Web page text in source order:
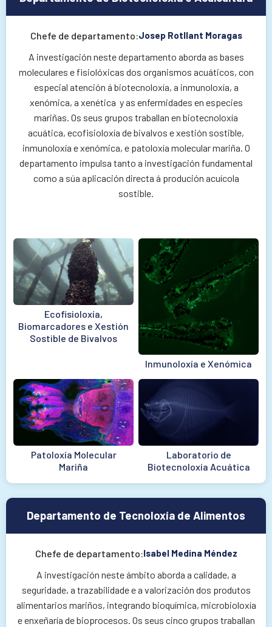
Chefe de departamento:Josep Rotllant Moragas
A investigación neste departamento aborda as bases
moleculares e fisiolóxicas dos organismos acuáticos, con
especial atención á biotecnoloxía, a inmunoloxía, a
xenómica, a xenética y as enfermidades en especies
mariñas. Os seus grupos traballan en biotecnoloxía
acuática, ecofisioloxía de bivalvos e xestión sostible,
inmunoloxía e xenómica, e patoloxía molecular mariña. O
departamento impulsa tanto a investigación fundamental
como a súa aplicación directa á produción acuícola
sostible.
Ecofisioloxía,
Biomarcadores e Xestión
Sostible de Bivalvos
Inmunoloxía e Xenómica
Patoloxía Molecular
Mariña
Laboratorio de
Biotecnoloxía Acuática
Departamento de Tecnoloxía de Alimentos
Chefe de departamento:Isabel Medina Méndez
A investigación neste ámbito aborda a calidade, a
seguridade, a trazabilidade e a valorización dos produtos
alimentarios mariños, integrando bioquímica, microbioloxía
e enxeñaría de bioprocesos. Os seus cinco grupos traballan